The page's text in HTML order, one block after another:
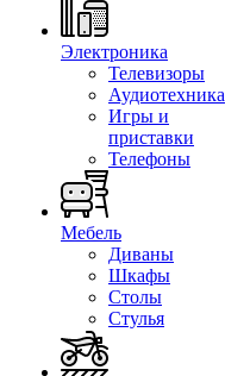
Электроника
Телевизоры
Аудиотехника
Игры и
приставки
Телефоны
Мебель
Диваны
Шкафы
Столы
Стулья